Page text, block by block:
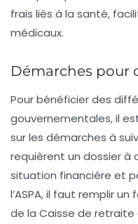
frais liés à la santé,
médicaux.
Démarches pour
Pour bénéficier des
gouvernementales, il
sur les démarches à
requièrent un dossier à
situation financière et
l’ASPA, il faut remplir
de la Caisse de retraite